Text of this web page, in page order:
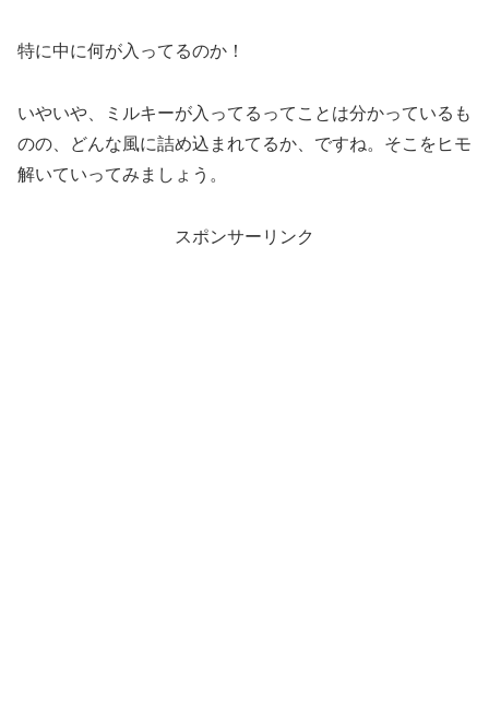
特に中に何が入ってるのか！
いやいや、ミルキーが入ってるってことは分かっているも
のの、どんな風に詰め込まれてるか、ですね。そこをヒモ
解いていってみましょう。
スポンサーリンク